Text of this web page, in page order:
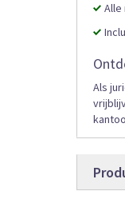
Alle
Als